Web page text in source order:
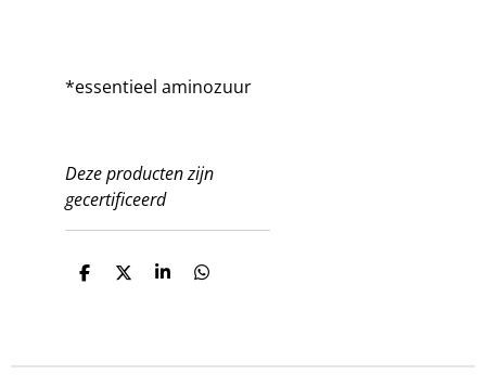
*essentieel aminozuur
Deze producten zijn
gecertificeerd
D
D
S
D